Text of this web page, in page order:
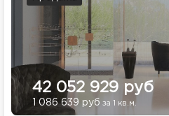
42 052 929 руб
1 086 639 руб за 1 кв.м.